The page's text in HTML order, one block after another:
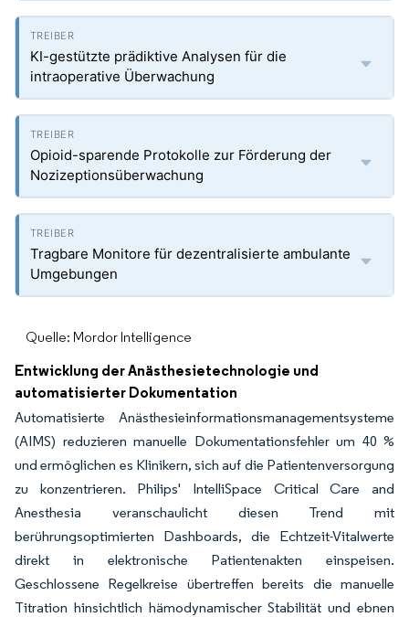
KI-gestützte prädiktive Analysen für die
intraoperative Überwachung
Opioid-sparende Protokolle zur Förderung der
Nozizeptionsüberwachung
Tragbare Monitore für dezentralisierte ambulante
Umgebungen
Quelle: Mordor Intelligence
Entwicklung der Anästhesietechnologie und
automatisierter Dokumentation
Automatisierte Anästhesieinformationsmanagementsysteme
(AIMS) reduzieren manuelle Dokumentationsfehler um 40 %
und ermöglichen es Klinikern, sich auf die Patientenversorgung
zu konzentrieren. Philips' IntelliSpace Critical Care and
Anesthesia veranschaulicht diesen Trend mit
berührungsoptimierten Dashboards, die Echtzeit-Vitalwerte
direkt in elektronische Patientenakten einspeisen.
Geschlossene Regelkreise übertreffen bereits die manuelle
Titration hinsichtlich hämodynamischer Stabilität und ebnen